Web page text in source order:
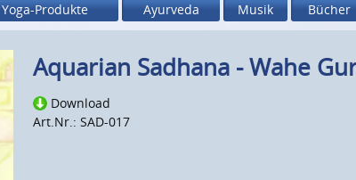
Yoga-Produkte Ayurveda Musik Bücher
Aquarian Sadhana - Wahe
Download
Art.Nr.: SAD-017